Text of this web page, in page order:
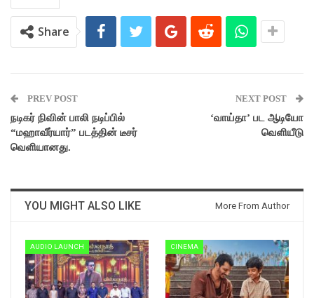
Share
PREV POST
நடிகர் நிவின் பாலி நடிப்பில்
“மஹாவீர்யார்” படத்தின் டீசர்
வெளியானது.
NEXT POST
‘வாய்தா’ பட ஆடியோ
வெளியீடு
YOU MIGHT ALSO LIKE More From Author
AUDIO LAUNCH CINEMA